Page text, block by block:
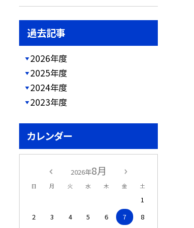
過去記事
2026年度
2025年度
2024年度
2023年度
カレンダー
2026年8月
日 月 火 水 木 金 土
1
2
3 4 5 6 7
8